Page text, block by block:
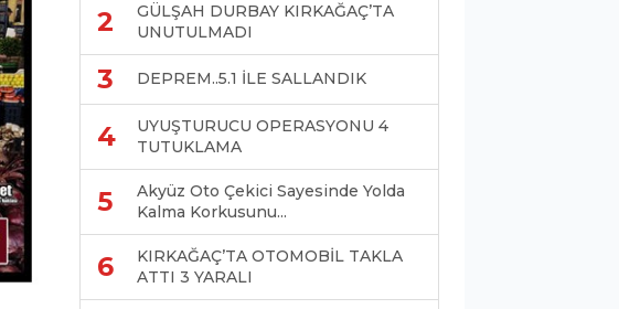
2
GÜLŞAH DURBAY KIRKAĞAÇ’TA
UNUTULMADI
3 DEPREM..5.1 İLE SALLANDIK
4
UYUŞTURUCU OPERASYONU 4
TUTUKLAMA
5
Akyüz Oto Çekici Sayesinde Yolda
Kalma Korkusunu...
6
KIRKAĞAÇ’TA OTOMOBİL TAKLA
ATTI 3 YARALI